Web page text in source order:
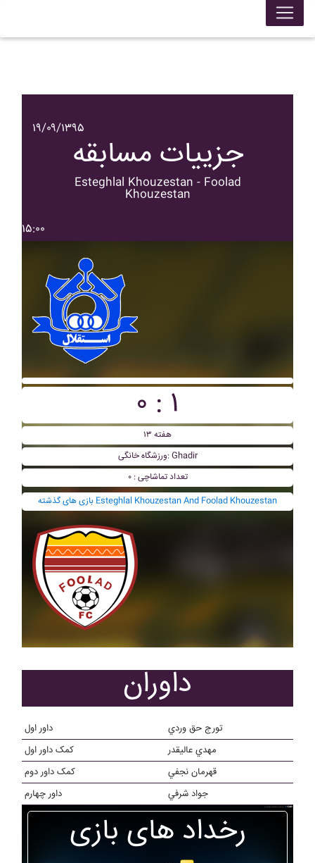
۱۹/۰۹/۱۳۹۵
جزییات مسابقه
Esteghlal Khouzestan - Foolad
Khouzestan
۱۵:۰۰
۰ : ۱
هفته ۱۳
ورزشگاه خانگی: Ghadir
تعداد تماشاچی : ۰
بازی های گذشته Esteghlal Khouzestan And Foolad Khouzestan
داوران
داور اول
تورج حق وردي
کمک داور اول
مهدي عاليقدر
کمک داور دوم
قهرمان نجفي
داور چهارم
جواد شرفي
رخداد های بازی